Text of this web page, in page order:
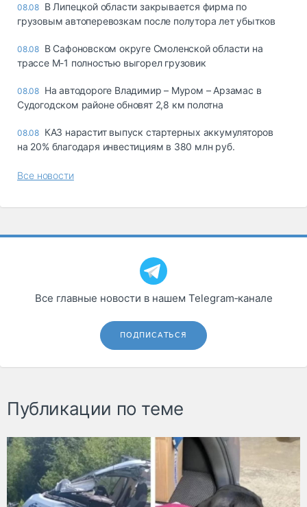
08.08 В Липецкой области закрывается фирма по
грузовым автоперевозкам после полутора лет убытков
08.08 В Сафоновском округе Смоленской области на
трассе М-1 полностью выгорел грузовик
08.08 На автодороге Владимир – Муром – Арзамас в
Судогодском районе обновят 2,8 км полотна
08.08 КАЗ нарастит выпуск стартерных аккумуляторов
на 20% благодаря инвестициям в 380 млн руб.
Все новости
Все главные новости в нашем Telegram‑канале
ПОДПИСАТЬСЯ
Публикации по теме